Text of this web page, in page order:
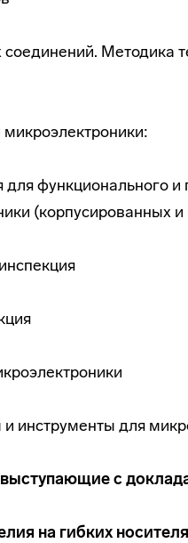
соединений. Методика
микроэлектроники:
функционального и
(корпусированных и
инструменты для
с
на гибких